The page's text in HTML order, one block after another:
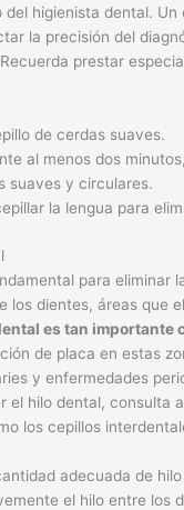
al menos dos
suaves y circulares.
la lengua para
para eliminar
los dientes, áreas que
es tan importante
de placa en estas
el hilo dental, consulta
los cepillos
adecuada de
el hilo entre los
lastimar las encías.
con agua después
usar un enjuague